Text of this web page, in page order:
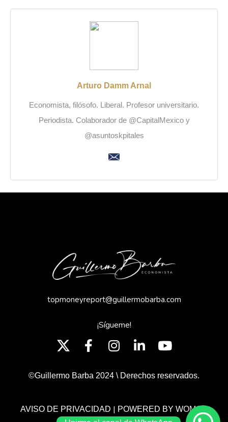
Arturo Damm Arnal
Economista, filósofo. Liberal. Profesor universitario.
Periodista. Colaborador de @CapitalMexico y
@asuntoskpitales
topmoneyreport@guillermobarba.com
¡Sígueme!
©Guillermo Barba 2024 \ Derechos reservados.
AVISO DE PRIVACIDAD | POWERED BY WOMGP